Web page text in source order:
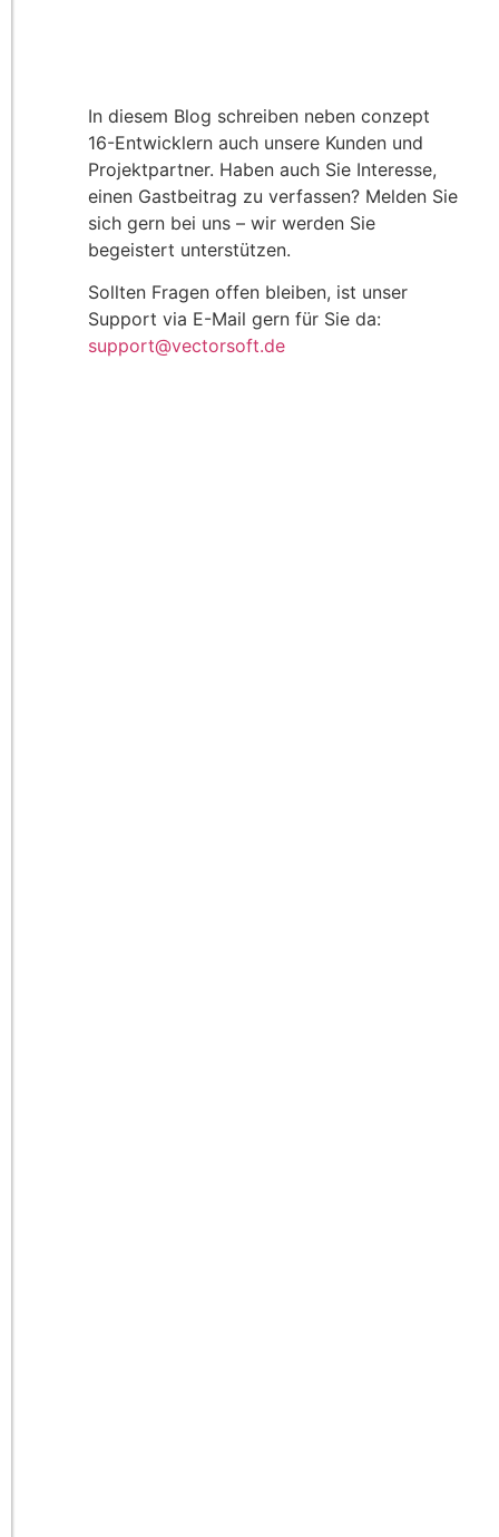
In diesem Blog schreiben neben conzept
16-Entwicklern auch unsere Kunden und
Projektpartner. Haben auch Sie Interesse,
einen Gastbeitrag zu verfassen? Melden Sie
sich gern bei uns – wir werden Sie
begeistert unterstützen.
Sollten Fragen offen bleiben, ist unser
Support via E-Mail gern für Sie da:
support@vectorsoft.de